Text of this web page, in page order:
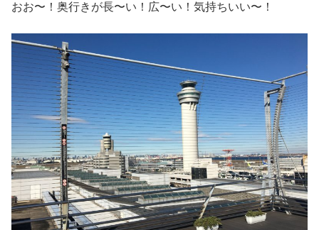
おお〜！奥行きが長〜い！広〜い！気持ちいい〜！